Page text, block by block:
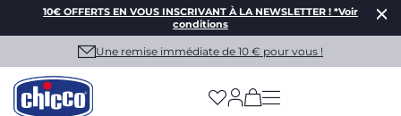
10€ OFFERTS EN VOUS INSCRIVANT À LA NEWSLETTER ! *Voir
conditions
Une remise immédiate de 10 € pour vous !
(has more options